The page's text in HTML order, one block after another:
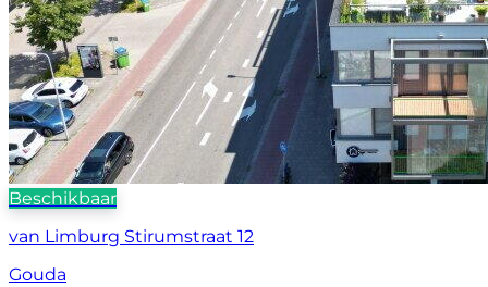
Beschikbaar
van Limburg Stirumstraat 12
Gouda